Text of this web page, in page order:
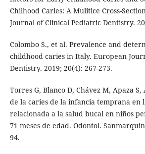
Chilhood Caries: A Mulitice Cross-
Journal of Clinical Pediatric Dentistry.
Colombo S., et al. Prevalence and
childhood caries in Italy. European
Dentistry. 2019; 20(4): 267-273.
Torres G, Blanco D, Chávez M, Apaza
de la caries de la infancia temprana en
relacionada a la salud bucal en niños
71 meses de edad. Odontol.
94.